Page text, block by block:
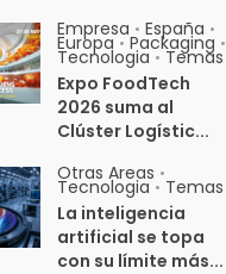
Empresa • España •
Europa • Packaging •
Tecnologia • Temas
Expo FoodTech
2026 suma al
Clúster Logístic...
Otras Areas •
Tecnologia • Temas
La inteligencia
artificial se topa
con su límite más...